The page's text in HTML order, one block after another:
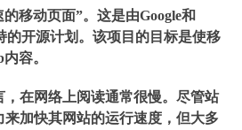
移动页面”。这是由Google和
的开源计划。该项目的目标是使移
容。
，在网络上阅读通常很慢。尽管站
来加快其网站的运行速度，但大多